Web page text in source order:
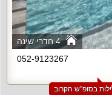
4 חדרי שינה
052-9123267